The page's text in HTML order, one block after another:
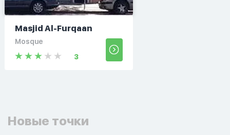
Masjid Al-Furqaan
Mosque
3
Новые точки